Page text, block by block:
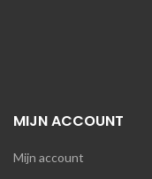
MIJN ACCOUNT
Mijn account